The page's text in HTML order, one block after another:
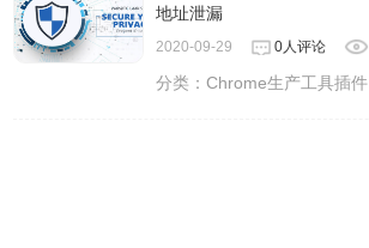
地址泄漏
2020-09-29 0人评论
分类：Chrome生产工具插件